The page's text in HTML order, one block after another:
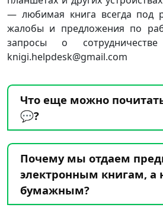
— любимая книга всегда под
жалобы и предложения по
запросы о
knigi.helpdesk@gmail.com
Что еще можно
💬?
Почему мы отдаем
электронным книгам, а
бумажным?